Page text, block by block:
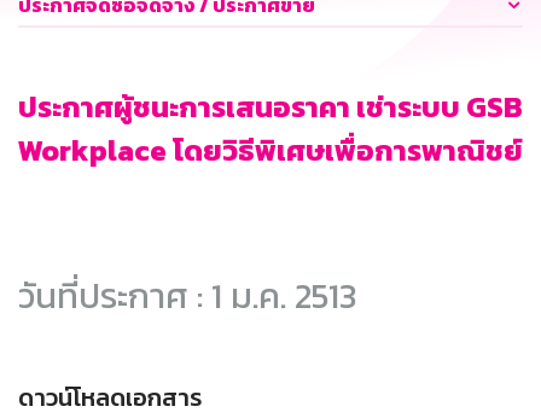
ประกาศผู้ชนะการเสนอราคา เช่าระบบ GSB
Workplace โดยวิธีพิเศษเพื่อการพาณิชย์
วันที่ประกาศ : 1 ม.ค. 2513
ดาวน์โหลดเอกสาร